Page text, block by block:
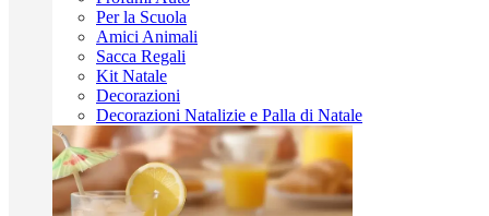
Per la Scuola
Amici Animali
Sacca Regali
Kit Natale
Decorazioni
Decorazioni Natalizie e Palla di Natale